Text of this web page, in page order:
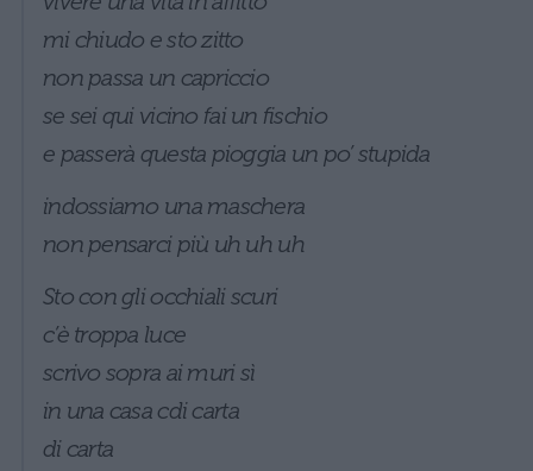
mi chiudo e sto zitto
non passa un capriccio
se sei qui vicino fai un fischio
e passerà questa pioggia un po’ stupida
indossiamo una maschera
non pensarci più uh uh uh
Sto con gli occhiali scuri
c’è troppa luce
scrivo sopra ai muri sì
in una casa cdi carta
di carta